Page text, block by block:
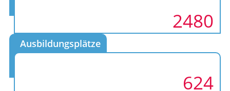
2480
Ausbildungsplätze
624